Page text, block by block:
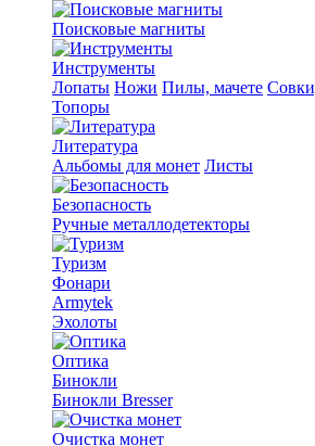
Поисковые магниты
Инструменты
Лопаты Ножи Пилы, мачете
Топоры
Литература
Альбомы для монет Листы
Безопасность
Ручные металлодетекторы
Туризм
Фонари
Armytek
Эхолоты
Оптика
Бинокли
Бинокли Bresser
Очистка монет